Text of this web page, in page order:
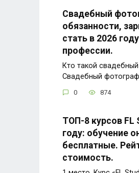
Свадебный
обязанности,
стать в 2026
профессии.
Кто такой
Свадебный
0 874
ТОП-8 курсов FL
году: обучение
бесплатные.
стоимость.